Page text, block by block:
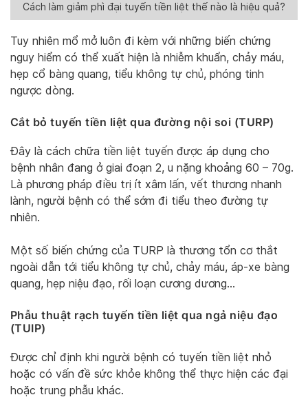
Cách làm giảm phì đại tuyến tiền liệt thế nào là hiệu quả?
Tuy nhiên mổ mở luôn đi kèm với những biến chứng
nguy hiểm có thể xuất hiện là nhiễm khuẩn, chảy máu,
hẹp cổ bàng quang, tiểu không tự chủ, phóng tinh
ngược dòng.
Cắt bỏ tuyến tiền liệt qua đường nội soi (TURP)
Đây là cách chữa tiền liệt tuyến được áp dụng cho
bệnh nhân đang ở giai đoạn 2, u nặng khoảng 60 – 70g.
Là phương pháp điều trị ít xâm lấn, vết thương nhanh
lành, người bệnh có thể sớm đi tiểu theo đường tự
nhiên.
Một số biến chứng của TURP là thương tổn cơ thắt
ngoài dẫn tới tiểu không tự chủ, chảy máu, áp-xe bàng
quang, hẹp niệu đạo, rối loạn cương dương…
Phẫu thuật rạch tuyến tiền liệt qua ngả niệu đạo
(TUIP)
Được chỉ định khi người bệnh có tuyến tiền liệt nhỏ
hoặc có vấn đề sức khỏe không thể thực hiện các đại
hoặc trung phẫu khác.